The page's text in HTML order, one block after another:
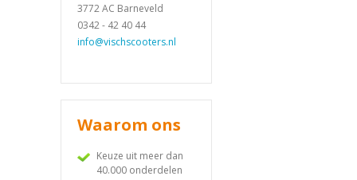
3772 AC Barneveld
0342 - 42 40 44
info@vischscooters.nl
Waarom ons
Keuze uit meer dan
40.000 onderdelen